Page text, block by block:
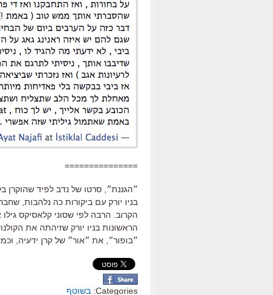
===============
״הגננת״, סרטו של נדב לפיד
בניו יורק עם ביקורות כה נלהבות,
הקרוב. הרבה לפי שסוני קלאסיקס
הראשונות בניו יורק שזיהתה את
״בופור״, את ״אור״ של קרן ידעיה,
Categories: בשוטף